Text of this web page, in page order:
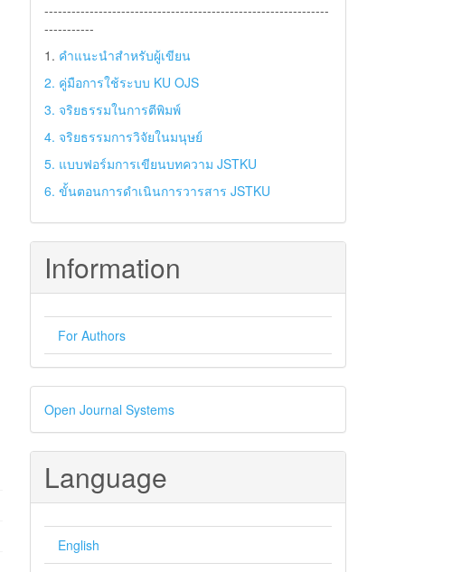
---------------------------------------------------------------
-----------
1. คำแนะนำสำหรับผู้เขียน
2. คู่มือการใช้ระบบ KU OJS
3. จริยธรรมในการตีพิมพ์
4. จริยธรรมการวิจัยในมนุษย์
5. แบบฟอร์มการเขียนบทความ JSTKU
6. ขั้นตอนการดำเนินการวารสาร JSTKU
Information
For Authors
Developed
By
Open Journal Systems
Language
English